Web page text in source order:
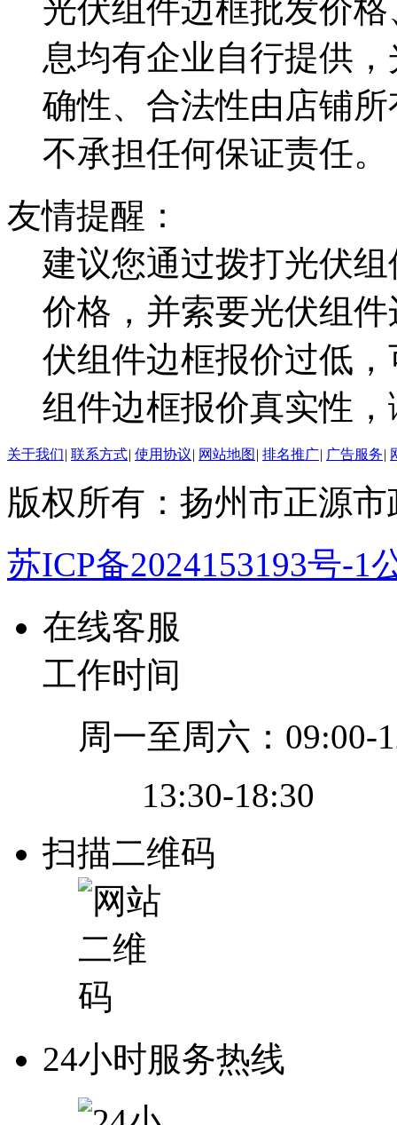
光伏组件边框批发价
息均有企业自行提供
确性、合法性由店铺
不承担任何保证责任。
友情提醒：
建议您通过拨打光伏
价格，并索要光伏组
伏组件边框报价过低
组件边框报价真实性
关于我们| 联系方式| 使用协议| 网站地图 | 排名推广| 广告服务|
版权所有：扬州市正源
苏ICP备2024153193号-1
在线客服
工作时间
周一至周六：09:00-
13:30-18:30
扫描二维码
24小时服务热线